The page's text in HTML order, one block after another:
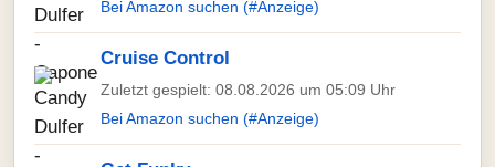
Bei Amazon suchen (#Anzeige)
Cruise Control
Zuletzt gespielt: 08.08.2026 um 05:09 Uhr
Bei Amazon suchen (#Anzeige)